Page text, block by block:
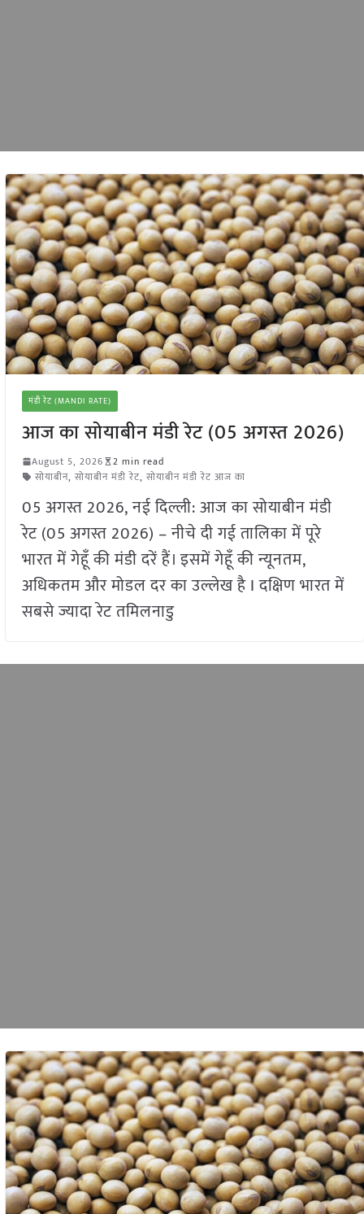
मंडी रेट (MANDI RATE)
आज का सोयाबीन मंडी रेट (05 अगस्त 2026)
August 5, 2026
2 min read
सोयाबीन, सोयाबीन मंडी रेट, सोयाबीन मंडी रेट आज का
05 अगस्त 2026, नई दिल्ली: आज का सोयाबीन मंडी
रेट (05 अगस्त 2026) – नीचे दी गई तालिका में पूरे
भारत में गेहूँ की मंडी दरें हैं। इसमें गेहूँ की न्यूनतम,
अधिकतम और मोडल दर का उल्लेख है I दक्षिण भारत में
सबसे ज्यादा रेट तमिलनाडु